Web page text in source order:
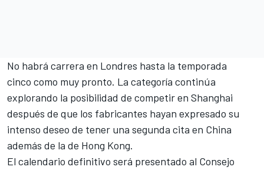
No habrá carrera en Londres hasta la temporada
cinco como muy pronto. La categoría continúa
explorando la posibilidad de competir en Shanghai
después de que los fabricantes hayan expresado su
intenso deseo de tener una segunda cita en China
además de la de Hong Kong.
El calendario definitivo será presentado al Consejo